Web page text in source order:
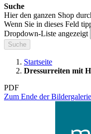
Suche
Hier den ganzen Shop
Wenn Sie in dieses Feld
Dropdown-Liste angezeigt
Suche
Startseite
Dressurreiten mit
PDF
Zum Ende der